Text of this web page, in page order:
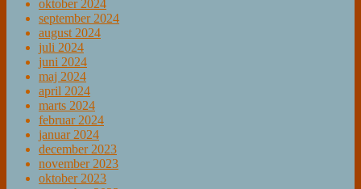
oktober 2024
september 2024
august 2024
juli 2024
juni 2024
maj 2024
april 2024
marts 2024
februar 2024
januar 2024
december 2023
november 2023
oktober 2023